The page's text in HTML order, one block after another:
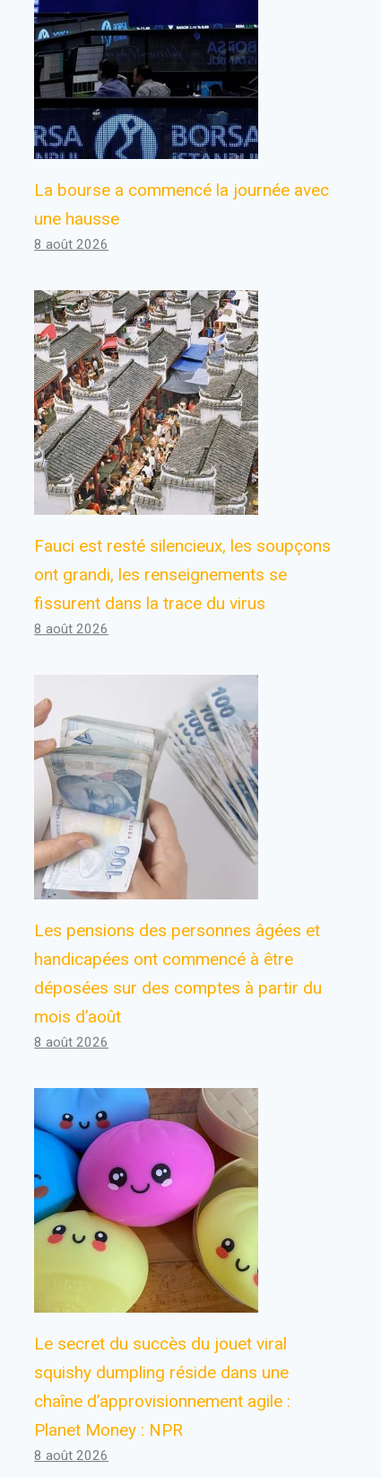
La bourse a commencé la journée avec
une hausse
8 août 2026
Fauci est resté silencieux, les soupçons
ont grandi, les renseignements se
fissurent dans la trace du virus
8 août 2026
Les pensions des personnes âgées et
handicapées ont commencé à être
déposées sur des comptes à partir du
mois d’août
8 août 2026
Le secret du succès du jouet viral
squishy dumpling réside dans une
chaîne d’approvisionnement agile :
Planet Money : NPR
8 août 2026